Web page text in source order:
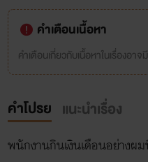
คำเตือนเนื้อหา
คำเตือนเกี่ยวกับเนื้อหาในเรื่องอา
คำโปรย แนะนำเรื่อง
พนักงานกินเงินเดือนอย่างผ